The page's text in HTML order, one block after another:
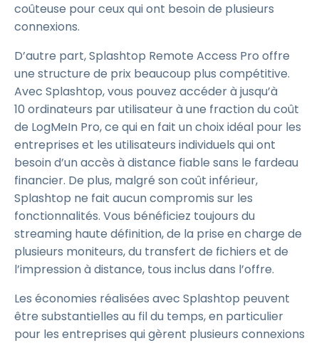
coûteuse pour ceux qui ont besoin de plusieurs
connexions.
D’autre part, Splashtop Remote Access Pro offre
une structure de prix beaucoup plus compétitive.
Avec Splashtop, vous pouvez accéder à jusqu’à
10 ordinateurs par utilisateur à une fraction du coût
de LogMeIn Pro, ce qui en fait un choix idéal pour les
entreprises et les utilisateurs individuels qui ont
besoin d’un accès à distance fiable sans le fardeau
financier. De plus, malgré son coût inférieur,
Splashtop ne fait aucun compromis sur les
fonctionnalités. Vous bénéficiez toujours du
streaming haute définition, de la prise en charge de
plusieurs moniteurs, du transfert de fichiers et de
l’impression à distance, tous inclus dans l’offre.
Les économies réalisées avec Splashtop peuvent
être substantielles au fil du temps, en particulier
pour les entreprises qui gèrent plusieurs connexions